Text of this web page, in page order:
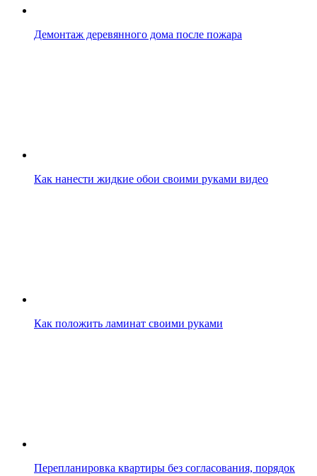
Демонтаж деревянного дома после пожара
Как нанести жидкие обои своими руками видео
Как положить ламинат своими руками
Перепланировка квартиры без согласования, порядок